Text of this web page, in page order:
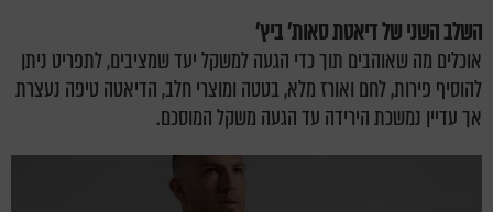
השלב השני של דיאטת סאות' ביץ'
אוכלים מה שאוהבים תוך כדי הגעה למשקל יעד שמציבים, לתפריט ניתן
להוסיף פירות, לחם ואורז מלא, בטטה ומוצרי חלב, הדיאטה טיפה נעצרת
אך עדיין נמשכת הירידה עד הגעה משקל המוסכם.